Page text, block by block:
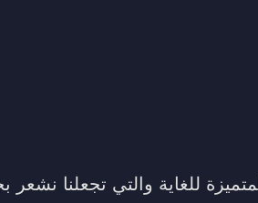
للغاية والتي تجعلنا نشعر